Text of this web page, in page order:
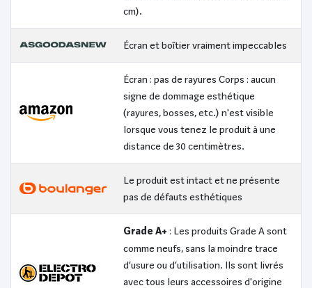
cm).
Écran et boîtier vraiment impeccables
Écran : pas de rayures Corps : aucun
signe de dommage esthétique
(rayures, bosses, etc.) n'est visible
lorsque vous tenez le produit à une
distance de 30 centimètres.
Le produit est intact et ne présente
pas de défauts esthétiques
Grade A+ : Les produits Grade A sont
comme neufs, sans la moindre trace
d’usure ou d’utilisation. Ils sont livrés
avec tous leurs accessoires d'origine